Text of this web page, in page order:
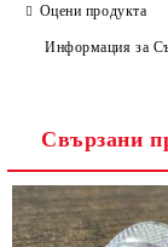
Ние ще се
Оцени продукта
Информация за
Свързани